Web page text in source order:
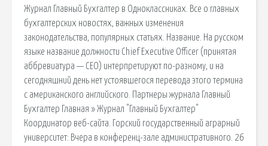
Журнал Главный Бухгалтер в Одноклассниках. Все о главных
бухгалтерских новостях, важных изменения
законодательства, популярных статьях. Название. На русском
языке название должности Chief Executive Officer (принятая
аббревиатура — CEO) интерпретируют по-разному, и на
сегодняшний день нет устоявшегося перевода этого термина
с американского английского. Партнеры журнала Главный
Бухгалтер Главная » Журнал "Главный Бухгалтер"
Координатор веб-сайта. Горский государственный аграрный
университет: Вчера в конференц-зале административного. 26